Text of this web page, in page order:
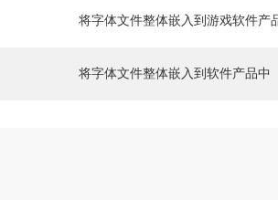
将字体文件整体嵌入到游戏软件产
将字体文件整体嵌入到软件产品中